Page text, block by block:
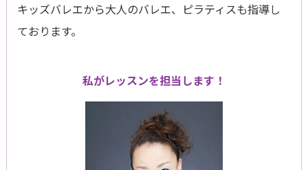
キッズバレエから大人のバレエ、ピラティスも指導し
ております。
私がレッスンを担当します！